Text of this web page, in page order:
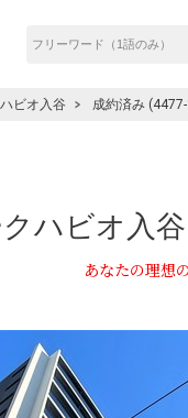
ビオ入谷 成約済み
ハビオ入
あなたの理想